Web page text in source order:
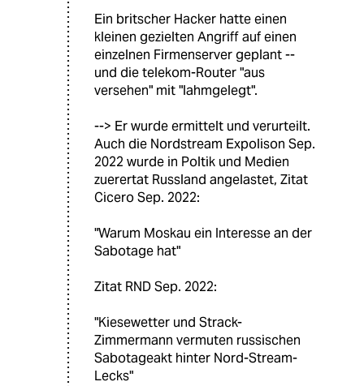
Ein britscher Hacker hatte einen
kleinen gezielten Angriff auf einen
einzelnen Firmenserver geplant --
und die telekom-Router "aus
versehen" mit "lahmgelegt".
--> Er wurde ermittelt und verurteilt.
Auch die Nordstream Expolison Sep.
2022 wurde in Poltik und Medien
zuerertat Russland angelastet, Zitat
Cicero Sep. 2022:
"Warum Moskau ein Interesse an der
Sabotage hat"
Zitat RND Sep. 2022:
"Kiesewetter und Strack-
Zimmermann vermuten russischen
Sabotageakt hinter Nord-Stream-
Lecks"